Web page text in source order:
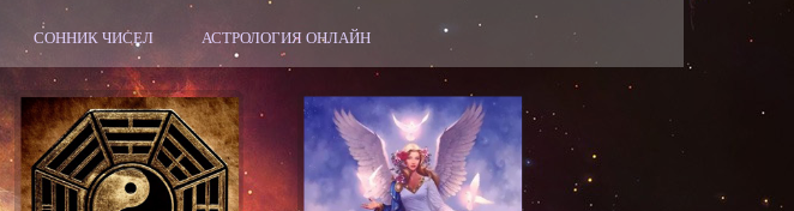
СОННИК ЧИСЕЛ АСТРОЛОГИЯ ОНЛАЙН